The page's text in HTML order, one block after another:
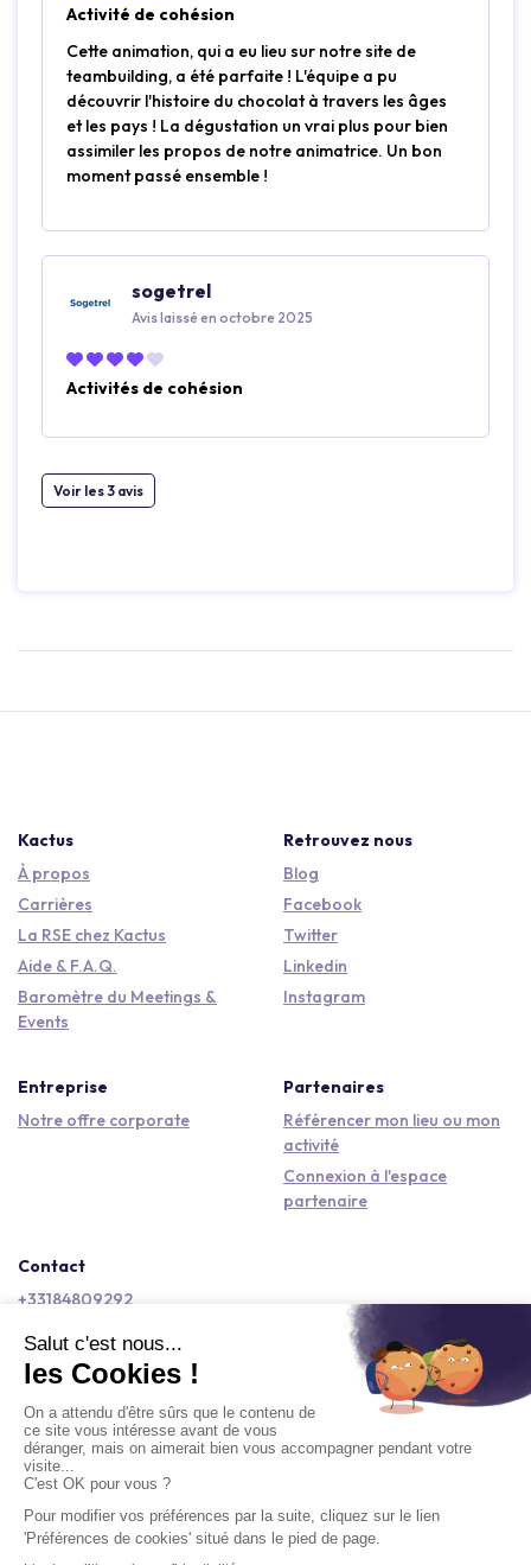
Activité de cohésion
Cette animation, qui a eu lieu sur notre site de
teambuilding, a été parfaite ! L'équipe a pu
découvrir l'histoire du chocolat à travers les âges
et les pays ! La dégustation un vrai plus pour bien
assimiler les propos de notre animatrice. Un bon
moment passé ensemble !
sogetrel
Avis laissé en octobre 2025
Activités de cohésion
Voir les 3 avis
Kactus
À propos
Carrières
La RSE chez Kactus
Aide & F.A.Q.
Baromètre du Meetings &
Events
Retrouvez nous
Blog
Facebook
Twitter
Linkedin
Instagram
Entreprise
Notre offre corporate
Partenaires
Référencer mon lieu ou mon
activité
Connexion à l'espace
partenaire
Contact
+33184809292
Copyright © 2026 Kactus Tous droits réservés
Conditions générales d'utilisation
Mentions légales
Signaler un contenu